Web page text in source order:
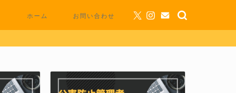
ホーム お問い合わせ